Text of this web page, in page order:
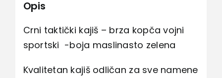
Opis
Crni taktički kajiš – brza kopča vojni
sportski -boja maslinasto zelena
Kvalitetan kajiš odličan za sve namene